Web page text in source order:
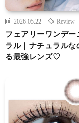
2026.05.22 Review
フェアリーワンデー
ラル｜ナチュラルな
る最強レンズ♡